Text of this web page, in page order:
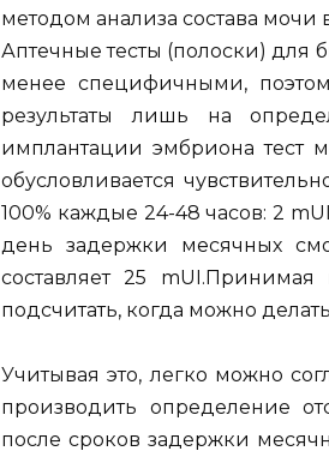
методом анализа состава
Аптечные тесты (полоски) для
менее специфичными,
результаты лишь на
имплантации эмбриона тест
обусловливается
100% каждые 24-48 часов: 2
день задержки месячных
составляет 25
подсчитать, когда можно
Учитывая это, легко можно
производить определение
после сроков задержки